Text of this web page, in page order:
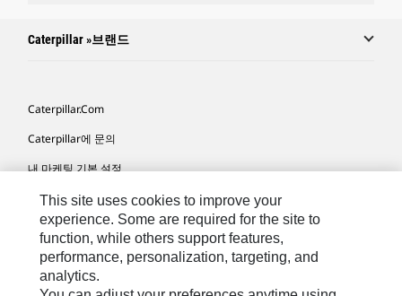
Caterpillar »브랜드
Caterpillar.com
Caterpillar에 문의
내 마케팅 기본 설정
사이트 맵
Cookie Settings
법적 고지
개인정보취급방침
This site uses cookies to improve your
experience. Some are required for the site to
function, while others support features,
performance, personalization, targeting, and
analytics.